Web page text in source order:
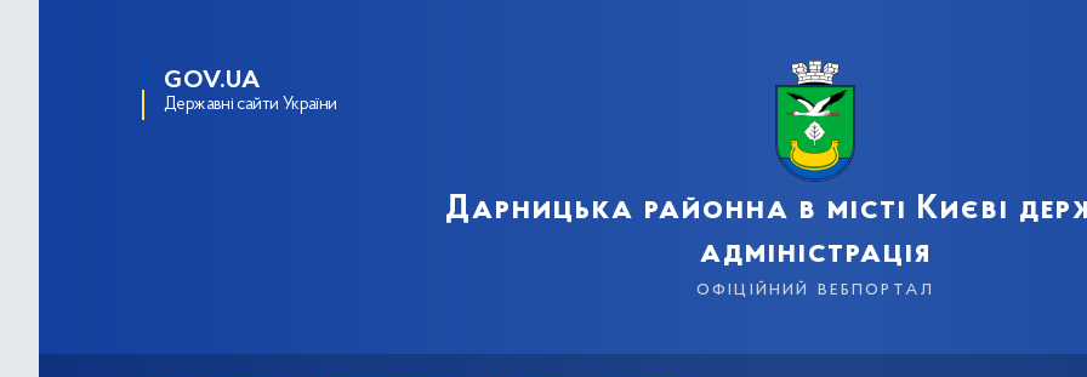
GOV.UA
Державні сайти України
Дарницька районна в місті Києві
адміністрація
офіційний вебпортал